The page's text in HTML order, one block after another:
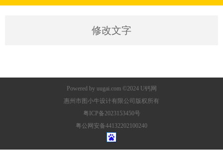
修改文字
Powered by uugai.com©2024 U钙网
惠州市图小牛设计有限公司版权所有
粤ICP备2023153450号
粤公网安备44132202100240